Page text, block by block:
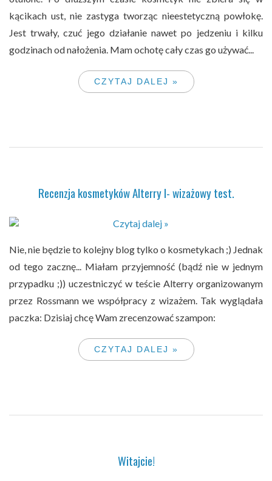
kącikach ust, nie zastyga tworząc nieestetyczną powłokę.
Jest trwały, czuć jego działanie nawet po jedzeniu i kilku
godzinach od nałożenia. Mam ochotę cały czas go używać...
CZYTAJ DALEJ »
Recenzja kosmetyków Alterry I- wizażowy test.
Nie, nie będzie to kolejny blog tylko o kosmetykach ;) Jednak
od tego zacznę... Miałam przyjemność (bądź nie w jednym
przypadku ;)) uczestniczyć w teście Alterry organizowanym
przez Rossmann we współpracy z wizażem. Tak wyglądała
paczka: Dzisiaj chcę Wam zrecenzować szampon:
CZYTAJ DALEJ »
Witajcie!